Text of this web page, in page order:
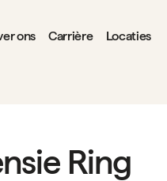
ons Carrière Locaties
Ring